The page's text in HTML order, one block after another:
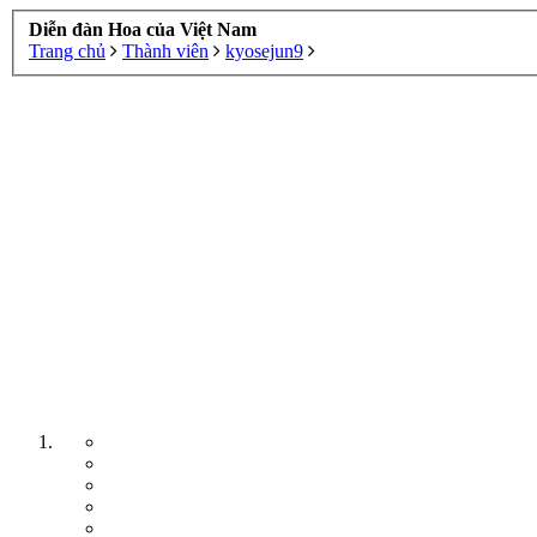
Diễn đàn Hoa của Việt Nam
Trang chủ
Thành viên kyosejun9